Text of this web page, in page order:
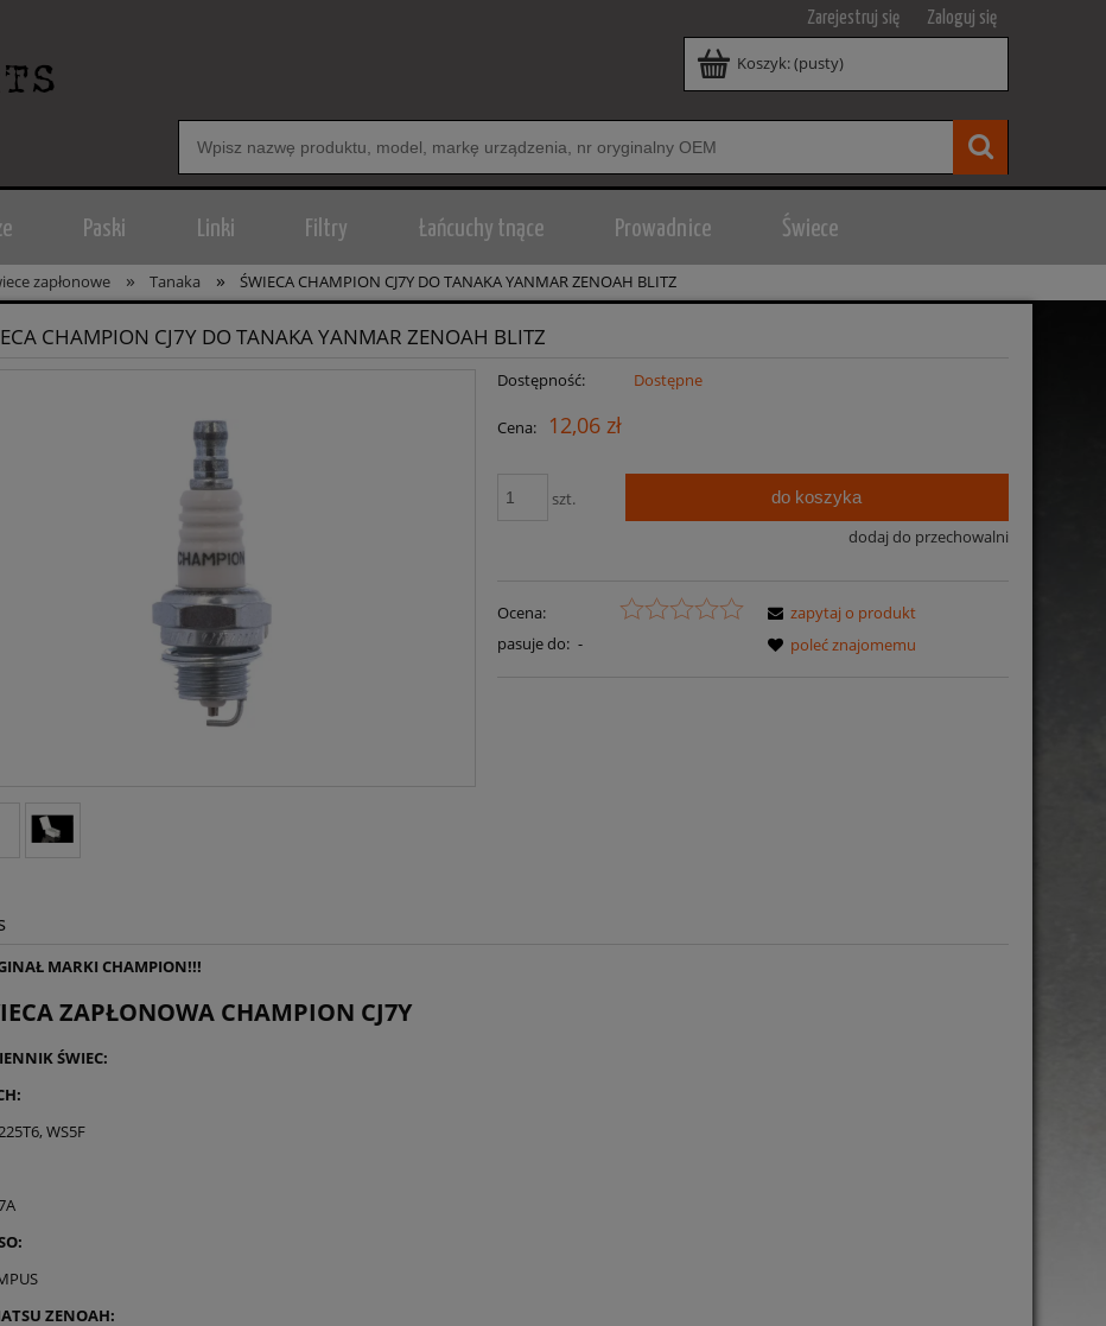
Zarejestruj się Zaloguj się
Koszyk:(pusty)
Paski Linki Filtry Łańcuchy tnące Prowadnice Świece
zapłonowe » Tanaka » ŚWIECA CHAMPION CJ7Y DO TANAKA YANMAR ZENOAH BLITZ
CHAMPION CJ7Y DO TANAKA YANMAR ZENOAH BLITZ
Dostępność: Dostępne
Cena: 12,06 zł
szt. do koszyka
dodaj do przechowalni
Ocena:
pasuje do: -
zapytaj o produkt
poleć znajomemu
MARKI CHAMPION!!!
ZAPŁONOWA CHAMPION CJ7Y
ŚWIEC:
WS5F
ZENOAH: